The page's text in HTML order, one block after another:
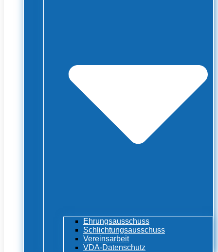
Ehrungsausschuss
Schlichtungsausschuss
Vereinsarbeit
VDA-Datenschutz